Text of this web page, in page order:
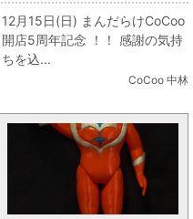
周年記念 「ブルマァク ソフビ ウ
ルトラマンタロウ/面替
え/240mm」
12月15日(日) まんだらけCoCoo
開店5周年記念 ！！ 感謝の気持
ちを込...
CoCoo 中林